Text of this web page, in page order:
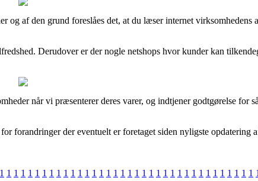
af den grund foreslåes det, at du læser internet virksomhedens
Derudover er der nogle netshops hvor kunder kan
når vi præsenterer deres varer, og indtjener godtgørelse for
forandringer der eventuelt er foretaget siden nyligste opdatering
1 1 1 1 1 1 1 1 1 1 1 1 1 1 1 1 1 1 1 1 1 1 1 1 1 1 1 1 1 1 1 1 1 1 1 1 1